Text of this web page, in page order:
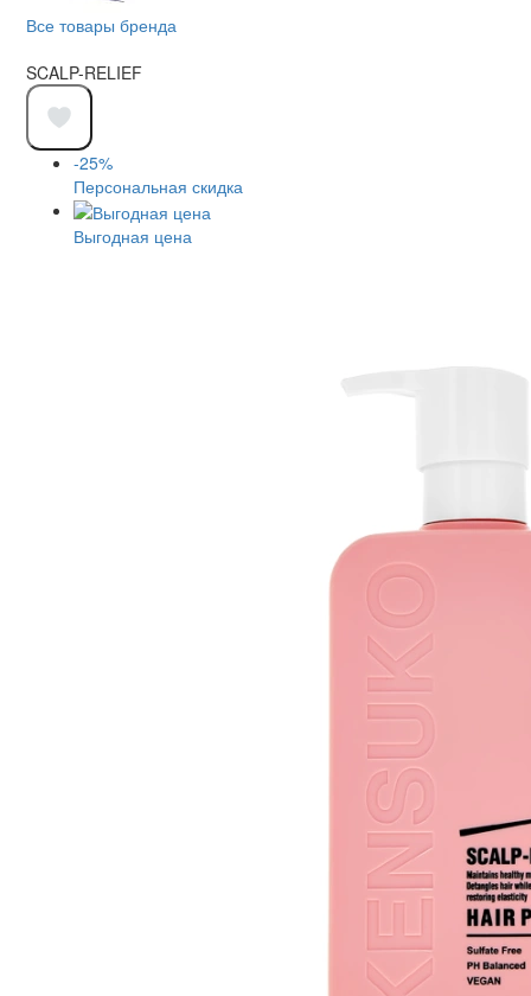
Все товары бренда
SCALP-RELIEF
-25%
Персональная скидка
Выгодная цена